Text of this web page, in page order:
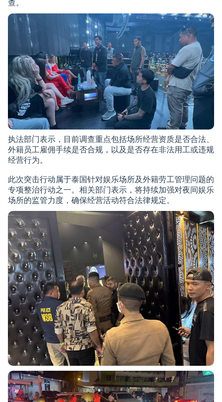
查。
执法部门表示，目前调查重点包括场所经营资质是否合法、
外籍员工雇佣手续是否合规，以及是否存在非法用工或违规
经营行为。
此次突击行动属于泰国针对娱乐场所及外籍劳工管理问题的
专项整治行动之一。相关部门表示，将持续加强对夜间娱乐
场所的监管力度，确保经营活动符合法律规定。